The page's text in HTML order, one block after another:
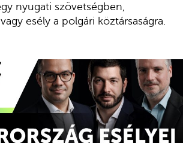
nyugati szövetségben,
esély a polgári köztársaságra.